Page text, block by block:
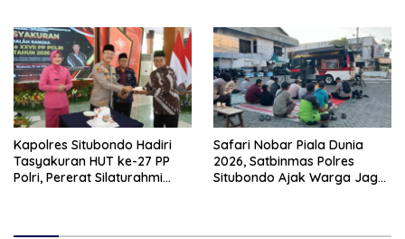
Kapolres Situbondo Hadiri
Tasyakuran HUT ke-27 PP
Polri, Pererat Silaturahmi
Safari Nobar Piala Dunia
2026, Satbinmas Polres
Situbondo Ajak Warga Jaga